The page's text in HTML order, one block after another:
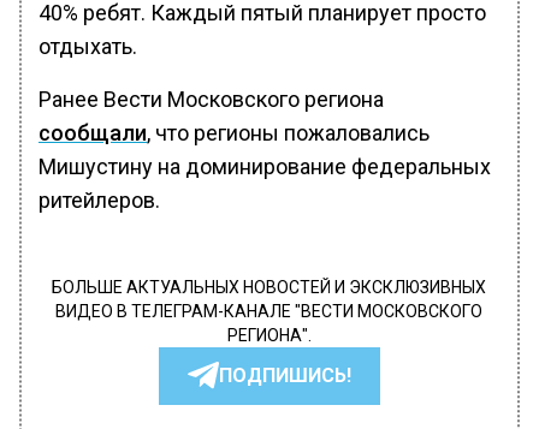
40% ребят. Каждый пятый планирует просто
отдыхать.
Ранее Вести Московского региона
сообщали, что регионы пожаловались
Мишустину на доминирование федеральных
ритейлеров.
БОЛЬШЕ АКТУАЛЬНЫХ НОВОСТЕЙ И ЭКСКЛЮЗИВНЫХ
ВИДЕО В ТЕЛЕГРАМ-КАНАЛЕ "ВЕСТИ МОСКОВСКОГО
РЕГИОНА".
ПОДПИШИСЬ!